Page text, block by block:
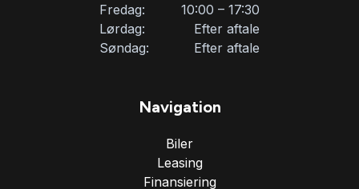
Fredag:
10:00 – 17:30
Lørdag:
Efter aftale
Søndag:
Efter aftale
Navigation
Biler
Leasing
Finansiering